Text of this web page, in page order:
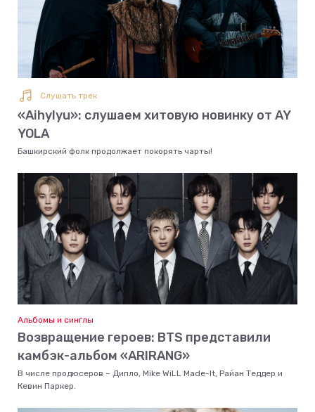
Слушать трек
«Aihylyu»: слушаем хитовую новинку от AY
YOLA
Башкирский фолк продолжает покорять чарты!
Альбомы и синглы
Возвращение героев: BTS представили
камбэк-альбом «ARIRANG»
В числе продюсеров – Дипло, Mike WiLL Made-It, Райан Теддер и
Кевин Паркер.